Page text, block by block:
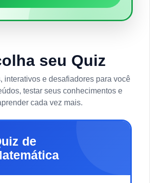
seu Quiz
interativos e desafiadores para você
testar seus conhecimentos e
cada vez mais.
de